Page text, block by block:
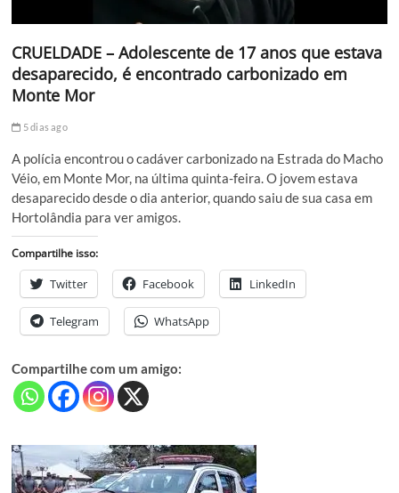
CRUELDADE – Adolescente de 17 anos que estava
desaparecido, é encontrado carbonizado em
Monte Mor
5 dias ago
A polícia encontrou o cadáver carbonizado na Estrada do Macho
Véio, em Monte Mor, na última quinta-feira. O jovem estava
desaparecido desde o dia anterior, quando saiu de sua casa em
Hortolândia para ver amigos.
Compartilhe isso:
Twitter Facebook LinkedIn
Telegram WhatsApp
Compartilhe com um amigo: